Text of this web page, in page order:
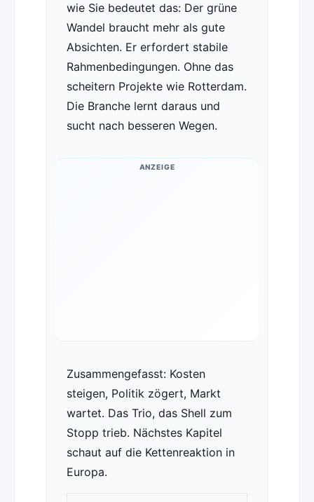
wie Sie bedeutet das: Der grüne
Wandel braucht mehr als gute
Absichten. Er erfordert stabile
Rahmenbedingungen. Ohne das
scheitern Projekte wie Rotterdam.
Die Branche lernt daraus und
sucht nach besseren Wegen.
ANZEIGE
Zusammengefasst: Kosten
steigen, Politik zögert, Markt
wartet. Das Trio, das Shell zum
Stopp trieb. Nächstes Kapitel
schaut auf die Kettenreaktion in
Europa.